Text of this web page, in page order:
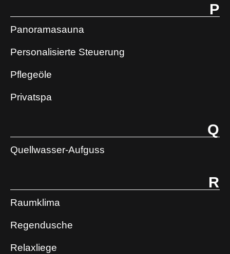
P
Panoramasauna
Personalisierte Steuerung
Pflegeöle
Privatspa
Q
Quellwasser-Aufguss
R
Raumklima
Regendusche
Relaxliege